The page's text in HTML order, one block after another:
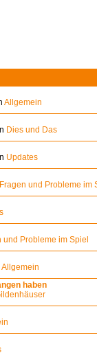
Allgemein
Dies und Das
Updates
Fragen und Probleme im
und Probleme im Spiel
Allgemein
haben